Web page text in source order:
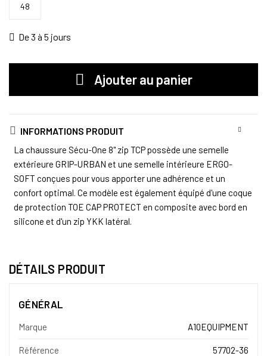
48
De 3 à 5 jours
Ajouter au panier
INFORMATIONS PRODUIT
La chaussure Sécu-One 8" zip TCP possède une semelle
extérieure GRIP-URBAN et une semelle intérieure ERGO-
SOFT conçues pour vous apporter une adhérence et un
confort optimal. Ce modèle est également équipé d'une coque
de protection TOE CAP PROTECT en composite avec bord en
silicone et d'un zip YKK latéral.
DÉTAILS PRODUIT
GÉNÉRAL
Marque A10EQUIPMENT
Référence 57702-36